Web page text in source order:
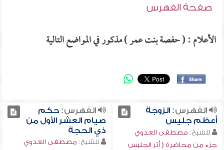
صفحة الفهرس
الأعلام : ( حفصة بنت عمر ) مذكور في المواضع التالية
الفهرس:الزوجة
أعظم جليس
للشيخ: مصطفى العدوي
جزء من محاضرة ( أثر الجليس
الفهرس:حكم
صيام العشر الأول من
ذي الحجة
للشيخ: مصطفى العدوي